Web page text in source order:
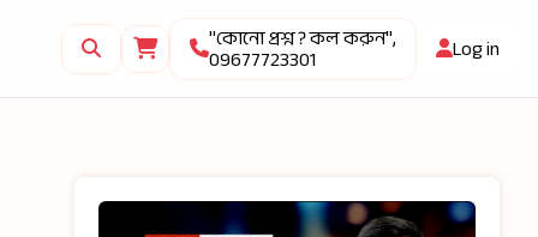
"কোনো প্রশ্ন ? কল করুন",
09677723301 Log in